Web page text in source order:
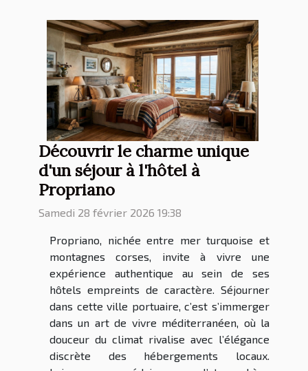
Découvrir le charme unique
d'un séjour à l'hôtel à
Propriano
Samedi 28 février 2026 19:38
Propriano, nichée entre mer turquoise et
montagnes corses, invite à vivre une
expérience authentique au sein de ses
hôtels empreints de caractère. Séjourner
dans cette ville portuaire, c’est s’immerger
dans un art de vivre méditerranéen, où la
douceur du climat rivalise avec l’élégance
discrète des hébergements locaux.